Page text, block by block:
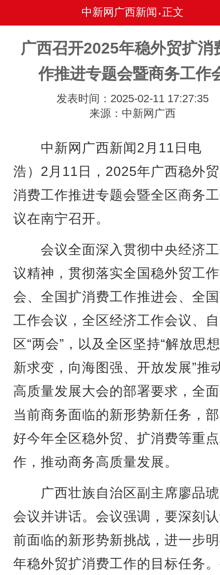
中新网广西新闻 • 正文
广西召开2025年稳外贸扩消
作推进专题会暨商务工作
发表时间：2025-02-11 17:27:35
来源：中新网广西
中新网广西新闻2月11日电
浩）2月11日，2025年广西稳外
消费工作推进专题会暨全区商务
议在南宁召开。
会议全面深入贯彻中央经济
议精神，贯彻落实全国稳外贸工
会、全国扩消费工作推进会、全
工作会议，全区经济工作会议、
区“两会”，以及全区坚持“解放思
新求变，向海图强、开放发展”推
高质量发展大会的部署要求，全
当前商务面临的新形势新任务，
好今年全区稳外贸、扩消费等重
作，推动商务高质量发展。
广西壮族自治区副主席廖品
会议并讲话。会议强调，要深刻
前面临的新形势新挑战，进一步
年稳外贸扩消费工作的目标任务